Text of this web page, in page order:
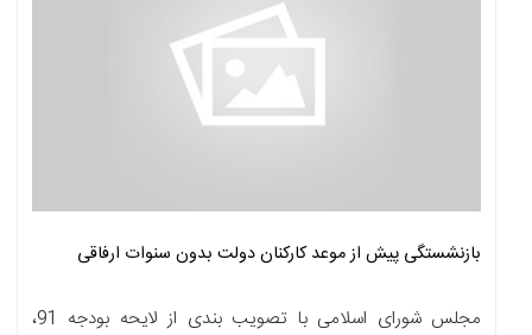
بازنشستگی پیش از موعد کارکنان دولت بدون سنوات ارفاقی
مجلس شورای اسلامی با تصویب بندی از لایحه بودجه 91،